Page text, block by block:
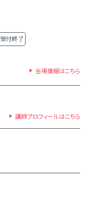
受付終了
会場情報はこちら
講師プロフィールはこちら